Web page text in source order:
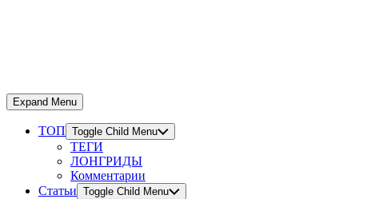
Expand Menu
ТОП Toggle Child Menu
ТЕГИ
ЛОНГРИДЫ
Комментарии
Статьи Toggle Child Menu